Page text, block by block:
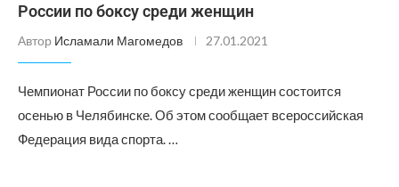
России по боксу среди женщин
Автор Исламали Магомедов 27.01.2021
Чемпионат России по боксу среди женщин состоится
осенью в Челябинске. Об этом сообщает всероссийская
Федерация вида спорта. …